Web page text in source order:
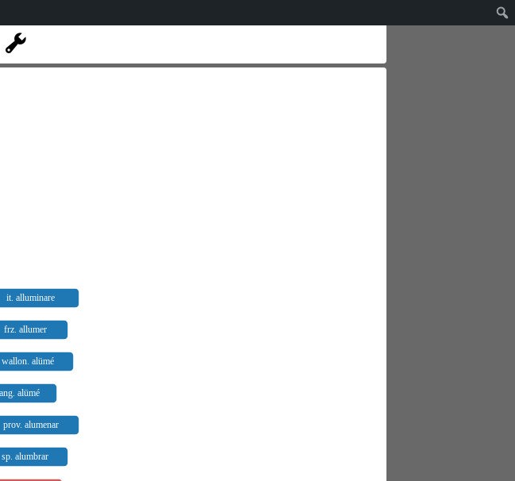
it. alluminare
frz. allumer
wallon. alümé
ang. alümé
prov. alumenar
sp. alumbrar